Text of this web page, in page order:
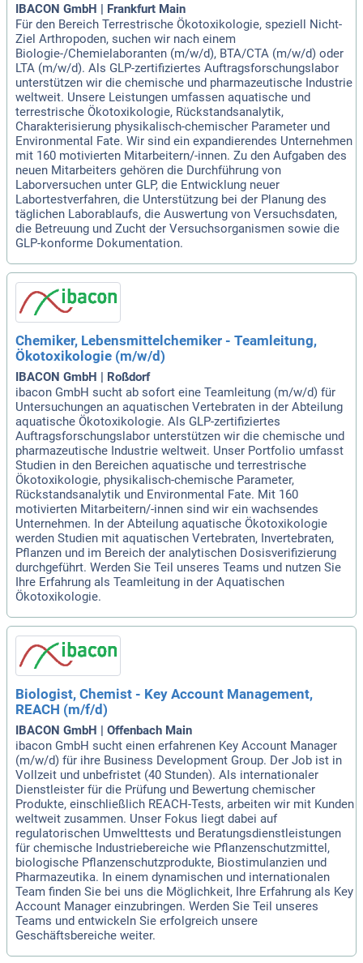
IBACON GmbH | Frankfurt Main
Für den Bereich Terrestrische Ökotoxikologie, speziell Nicht-
Ziel Arthropoden, suchen wir nach einem
Biologie-/Chemielaboranten (m/w/d), BTA/CTA (m/w/d) oder
LTA (m/w/d). Als GLP-zertifiziertes Auftragsforschungslabor
unterstützen wir die chemische und pharmazeutische Industrie
weltweit. Unsere Leistungen umfassen aquatische und
terrestrische Ökotoxikologie, Rückstandsanalytik,
Charakterisierung physikalisch-chemischer Parameter und
Environmental Fate. Wir sind ein expandierendes Unternehmen
mit 160 motivierten Mitarbeitern/-innen. Zu den Aufgaben des
neuen Mitarbeiters gehören die Durchführung von
Laborversuchen unter GLP, die Entwicklung neuer
Labortestverfahren, die Unterstützung bei der Planung des
täglichen Laborablaufs, die Auswertung von Versuchsdaten,
die Betreuung und Zucht der Versuchsorganismen sowie die
GLP-konforme Dokumentation.
Chemiker, Lebensmittelchemiker - Teamleitung,
Ökotoxikologie (m/w/d)
IBACON GmbH | Roßdorf
ibacon GmbH sucht ab sofort eine Teamleitung (m/w/d) für
Untersuchungen an aquatischen Vertebraten in der Abteilung
aquatische Ökotoxikologie. Als GLP-zertifiziertes
Auftragsforschungslabor unterstützen wir die chemische und
pharmazeutische Industrie weltweit. Unser Portfolio umfasst
Studien in den Bereichen aquatische und terrestrische
Ökotoxikologie, physikalisch-chemische Parameter,
Rückstandsanalytik und Environmental Fate. Mit 160
motivierten Mitarbeitern/-innen sind wir ein wachsendes
Unternehmen. In der Abteilung aquatische Ökotoxikologie
werden Studien mit aquatischen Vertebraten, Invertebraten,
Pflanzen und im Bereich der analytischen Dosisverifizierung
durchgeführt. Werden Sie Teil unseres Teams und nutzen Sie
Ihre Erfahrung als Teamleitung in der Aquatischen
Ökotoxikologie.
Biologist, Chemist - Key Account Management,
REACH (m/f/d)
IBACON GmbH | Offenbach Main
ibacon GmbH sucht einen erfahrenen Key Account Manager
(m/w/d) für ihre Business Development Group. Der Job ist in
Vollzeit und unbefristet (40 Stunden). Als internationaler
Dienstleister für die Prüfung und Bewertung chemischer
Produkte, einschließlich REACH-Tests, arbeiten wir mit Kunden
weltweit zusammen. Unser Fokus liegt dabei auf
regulatorischen Umwelttests und Beratungsdienstleistungen
für chemische Industriebereiche wie Pflanzenschutzmittel,
biologische Pflanzenschutzprodukte, Biostimulanzien und
Pharmazeutika. In einem dynamischen und internationalen
Team finden Sie bei uns die Möglichkeit, Ihre Erfahrung als Key
Account Manager einzubringen. Werden Sie Teil unseres
Teams und entwickeln Sie erfolgreich unsere
Geschäftsbereiche weiter.